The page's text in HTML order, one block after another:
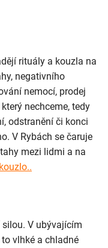
rituály a kouzla na
negativního
nemocí, prodej
nechceme, tedy
odstranění či konci
V Rybách se čaruje
mezi lidmi a na
V ubývajícím
vlhké a chladné